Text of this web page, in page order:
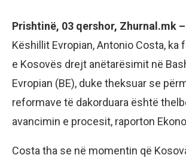
Prishtinë, 03 qershor, Zhurnal.mk –
Këshillit Evropian, Antonio Costa, ka
e Kosovës drejt anëtarësimit në
Evropian (BE), duke theksuar se
reformave të dakorduara është
avancimin e procesit, raporton
Costa tha se në momentin që